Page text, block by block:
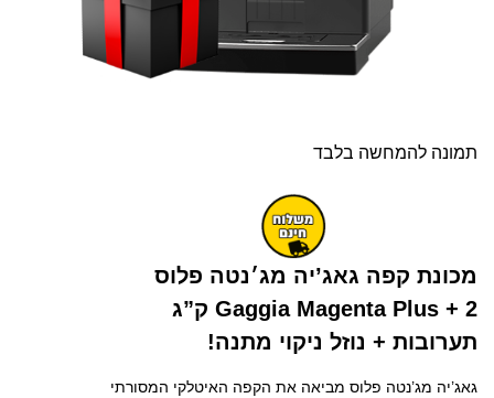
תמונה להמחשה בלבד
מכונת קפה גאג’יה מג׳נטה פלוס
Gaggia Magenta Plus + 2 ק”ג
תערובות + נוזל ניקוי מתנה!
גאג’יה מג’נטה פלוס מביאה את הקפה האיטלקי המסורתי